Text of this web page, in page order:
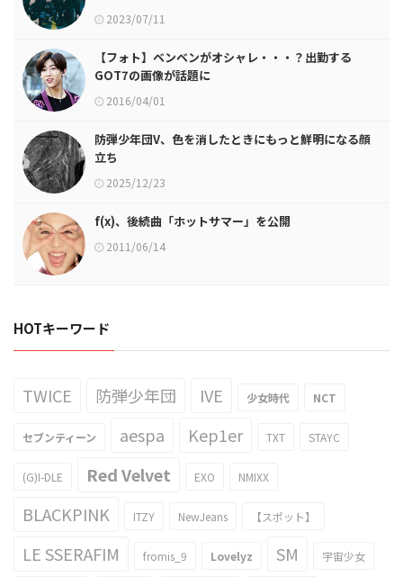
2023/07/11
【フォト】ベンベンがオシャレ・・・？出勤する
GOT7の画像が話題に
2016/04/01
防弾少年団V、色を消したときにもっと鮮明になる顔
立ち
2025/12/23
f(x)、後続曲「ホットサマー」を公開
2011/06/14
HOTキーワード
TWICE 防弾少年団 IVE 少女時代 NCT
セブンティーン aespa Kep1er TXT STAYC
(G)I-DLE Red Velvet EXO NMIXX
BLACKPINK ITZY NewJeans 【スポット】
LE SSERAFIM fromis_9 Lovelyz SM 宇宙少女